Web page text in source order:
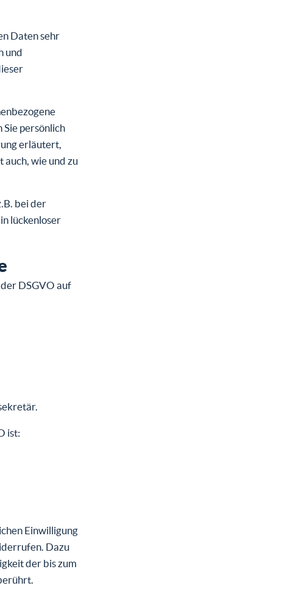
Daten sehr
und
Sie persönlich
erläutert,
wie und zu
bei der
lückenloser
DSGVO auf
ist:
Einwilligung
Dazu
der bis zum